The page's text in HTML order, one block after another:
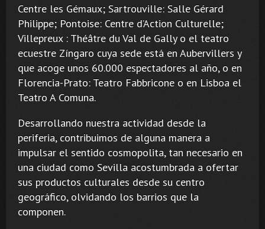
Centre les Gémaux; Sartrouville: Salle Gérard
Philippe; Pontoise: Centre d’Action Culturelle;
Villepreux : Théâtre du Val de Gally o el teatro
ecuestre Zíngaro cuya sede está en Aubervillers y
que acoge unos 60.000 espectadores al año, o en
Florencia-Prato: Teatro Fabbricone o en Lisboa el
Teatro A Comuna.
Desarrollando nuestra actividad desde la
periferia, contribuimos de alguna manera a
impulsar el sentido cosmopolita, tan necesario en
una ciudad como Sevilla acostumbrada a ofertar
sus productos culturales desde su centro
geográfico, olvidando los barrios que la
componen.